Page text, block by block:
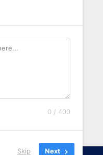
0 / 400
Skip Next